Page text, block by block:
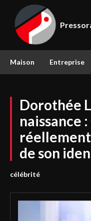
Maison Entreprise
Dorothée
naissance
de son
célébrité